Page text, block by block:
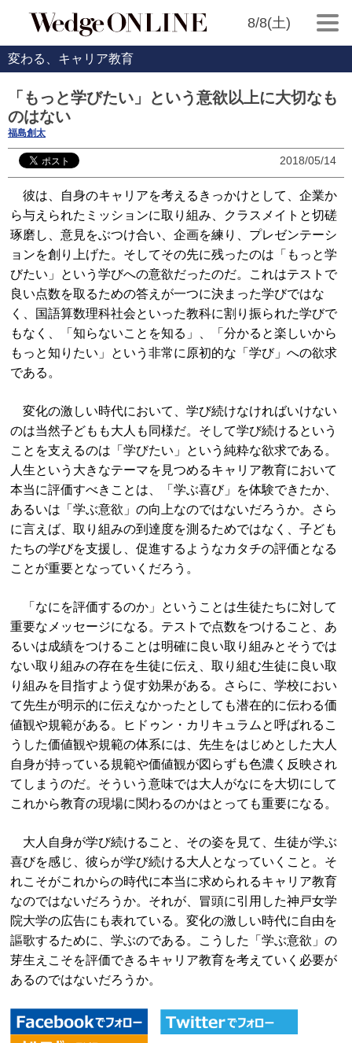
8/8(土)
変わる、キャリア教育
「もっと学びたい」という意欲以上に大切なも
のはない
福島創太
2018/05/14
彼は、自身のキャリアを考えるきっかけとして、企業か
ら与えられたミッションに取り組み、クラスメイトと切磋
琢磨し、意見をぶつけ合い、企画を練り、プレゼンテーシ
ョンを創り上げた。そしてその先に残ったのは「もっと学
びたい」という学びへの意欲だったのだ。これはテストで
良い点数を取るための答えが一つに決まった学びではな
く、国語算数理科社会といった教科に割り振られた学びで
もなく、「知らないことを知る」、「分かると楽しいから
もっと知りたい」という非常に原初的な「学び」への欲求
である。
変化の激しい時代において、学び続けなければいけない
のは当然子どもも大人も同様だ。そして学び続けるという
ことを支えるのは「学びたい」という純粋な欲求である。
人生という大きなテーマを見つめるキャリア教育において
本当に評価すべきことは、「学ぶ喜び」を体験できたか、
あるいは「学ぶ意欲」の向上なのではないだろうか。さら
に言えば、取り組みの到達度を測るためではなく、子ども
たちの学びを支援し、促進するようなカタチの評価となる
ことが重要となっていくだろう。
「なにを評価するのか」ということは生徒たちに対して
重要なメッセージになる。テストで点数をつけること、あ
るいは成績をつけることは明確に良い取り組みとそうでは
ない取り組みの存在を生徒に伝え、取り組む生徒に良い取
り組みを目指すよう促す効果がある。さらに、学校におい
て先生が明示的に伝えなかったとしても潜在的に伝わる価
値観や規範がある。ヒドゥン・カリキュラムと呼ばれるこ
うした価値観や規範の体系には、先生をはじめとした大人
自身が持っている規範や価値観が図らずも色濃く反映され
てしまうのだ。そういう意味では大人がなにを大切にして
これから教育の現場に関わるのかはとっても重要になる。
大人自身が学び続けること、その姿を見て、生徒が学ぶ
喜びを感じ、彼らが学び続ける大人となっていくこと。そ
れこそがこれからの時代に本当に求められるキャリア教育
なのではないだろうか。それが、冒頭に引用した神戸女学
院大学の広告にも表れている。変化の激しい時代に自由を
謳歌するために、学ぶのである。こうした「学ぶ意欲」の
芽生えこそを評価できるキャリア教育を考えていく必要が
あるのではないだろうか。